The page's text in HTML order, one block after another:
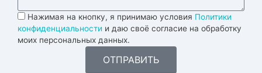
Нажимая на кнопку, я принимаю условия Политики
конфиденциальности и даю своё согласие на обработку
моих персональных данных.
ОТПРАВИТЬ